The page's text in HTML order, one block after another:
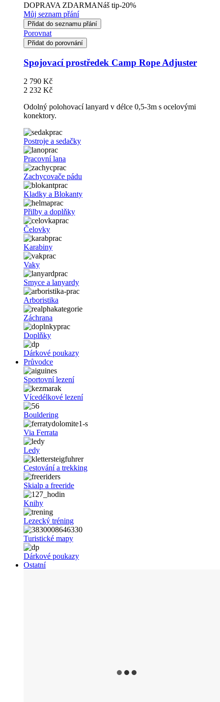
DOPRAVA ZDARMANáš tip-20%
Můj seznam přání
Přidat do seznamu přání
Porovnat
Přidat do porovnání
Spojovací prostředek Camp Rope Adjuster
2 790 Kč
2 232 Kč
Odolný polohovací lanyard v délce 0,5-3m s ocelovými
konektory.
Postroje a sedačky
Pracovní lana
Zachycovače pádu
Kladky a Blokanty
Přilby a doplňky
Čelovky
Karabiny
Vaky
Smyce a lanyardy
Arboristika
Záchrana
Doplňky
Dárkové poukazy
Průvodce
Sportovní lezení
Vícedélkové lezení
Bouldering
Via Ferrata
Ledy
Cestování a trekking
Skialp a freeride
Knihy
Lezecký tréning
Turistické mapy
Dárkové poukazy
Ostatní